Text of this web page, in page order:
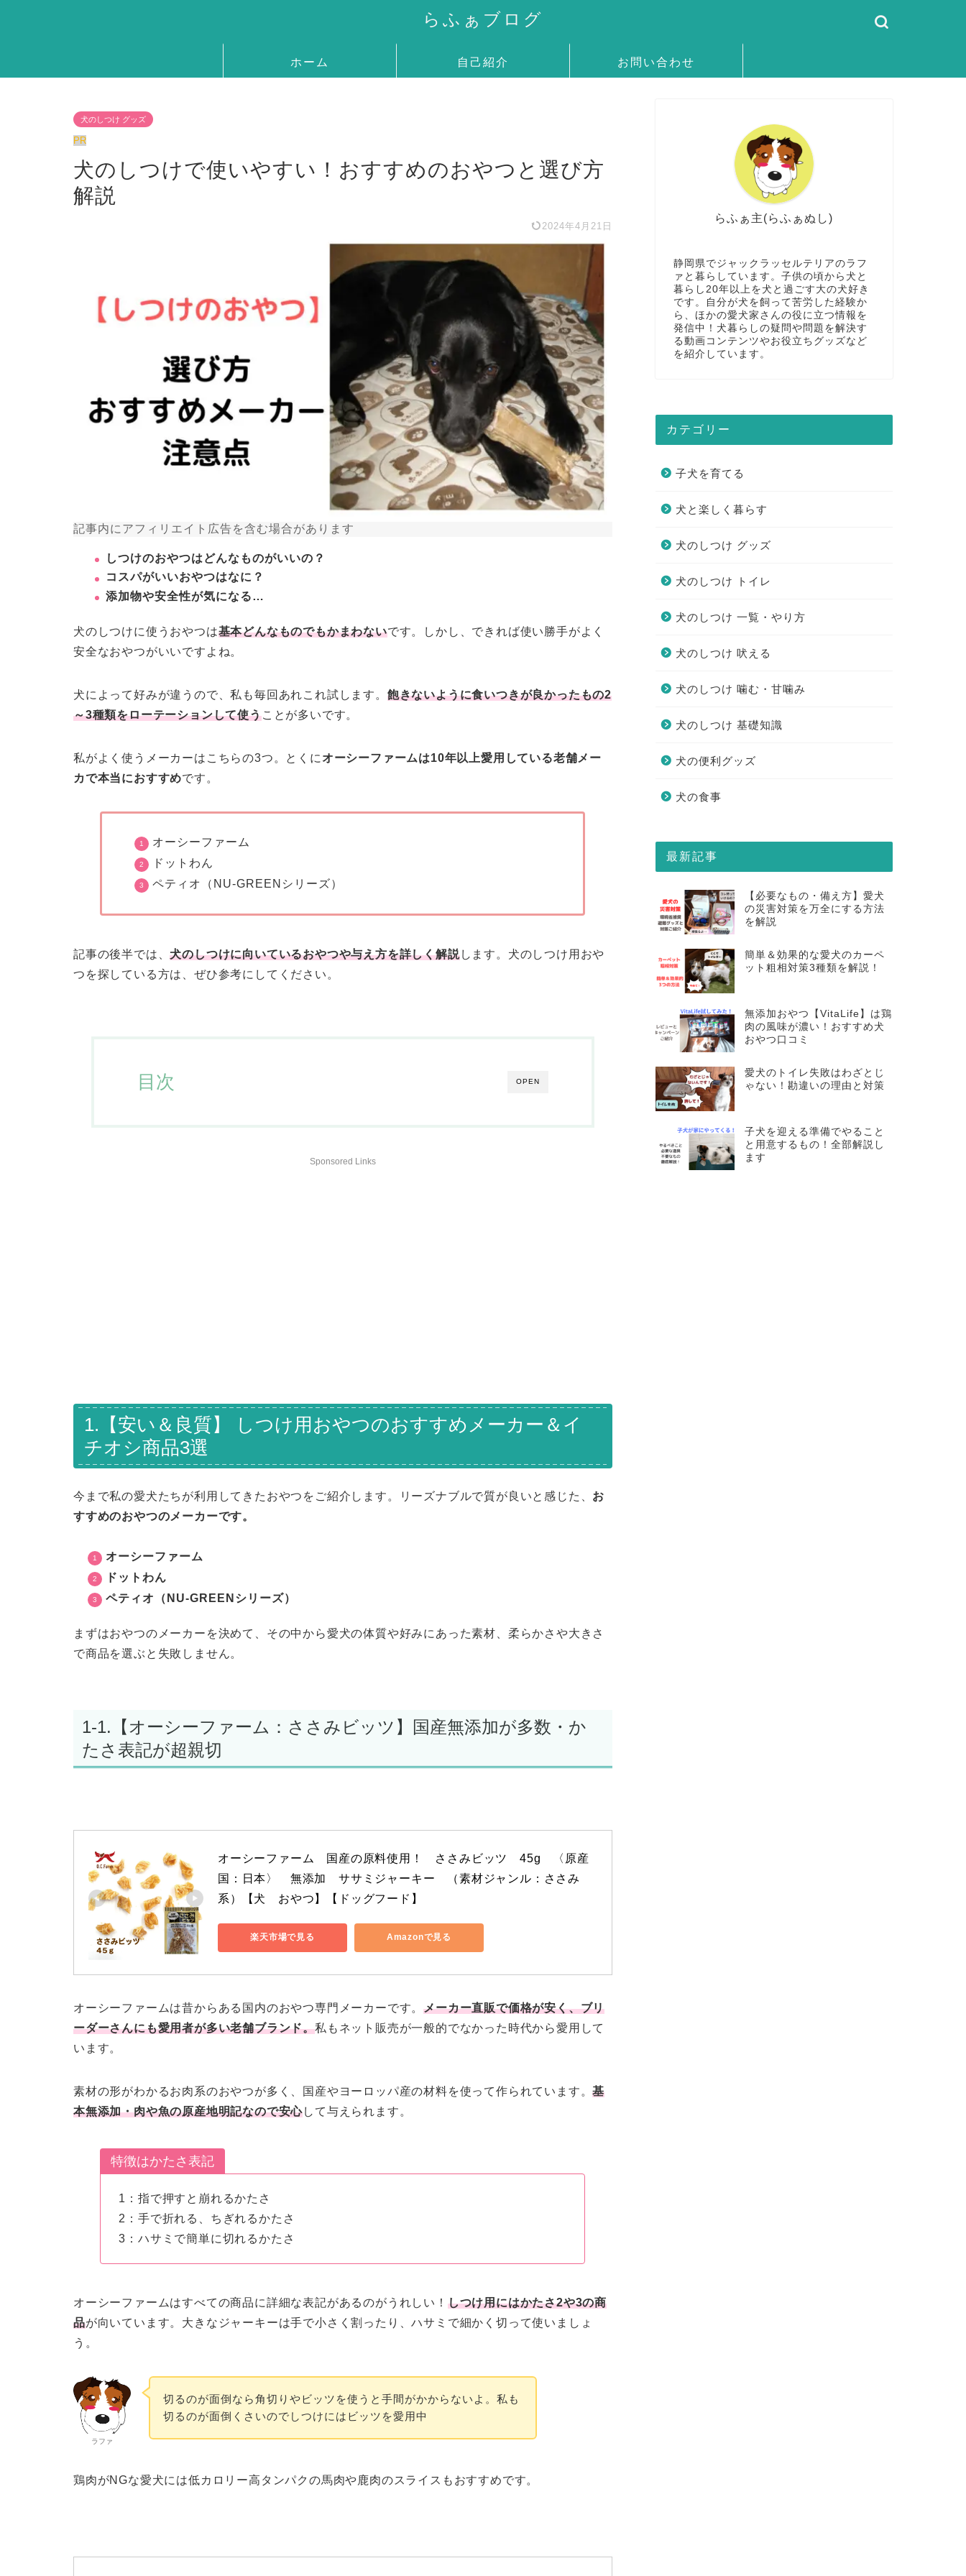
らふぁブログ
ホーム 自己紹介 お問い合わせ
犬のしつけ グッズ
PR
犬のしつけで使いやすい！おすすめのおやつと選び方
解説
2024年4月21日
記事内にアフィリエイト広告を含む場合があります
しつけのおやつはどんなものがいいの？
コスパがいいおやつはなに？
添加物や安全性が気になる…
犬のしつけに使うおやつは基本どんなものでもかまわないです。しかし、できれば使い勝手がよく
安全なおやつがいいですよね。
犬によって好みが違うので、私も毎回あれこれ試します。 飽きないように食いつきが良かったもの2
～3種類をローテーションして使うことが多いです。
私がよく使うメーカーはこちらの3つ。とくに オーシーファームは10年以上愛用している老舗メー
カで本当におすすめです。
オーシーファーム
ドットわん
ペティオ（NU-GREENシリーズ）
記事の後半では、犬のしつけに向いているおやつや与え方を詳しく解説します。犬のしつけ用おや
つを探している方は、ぜひ参考にしてください。
OPEN
目次
Sponsored Links
1.【安い＆良質】 しつけ用おやつのおすすめメーカー＆イ
チオシ商品3選
今まで私の愛犬たちが利用してきたおやつをご紹介します。リーズナブルで質が良いと感じた、 お
すすめのおやつのメーカーです。
オーシーファーム
ドットわん
ペティオ（NU-GREENシリーズ）
まずはおやつのメーカーを決めて、その中から愛犬の体質や好みにあった素材、柔らかさや大きさ
で商品を選ぶと失敗しません。
1-1.【オーシーファーム：ささみビッツ】国産無添加が多数・か
たさ表記が超親切
オーシーファーム　国産の原料使用！　ささみビッツ　45g　〈原産
国：日本〉　無添加　ササミジャーキー　（素材ジャンル：ささみ
系）【犬　おやつ】【ドッグフード】
楽天市場で見る Amazonで見る
オーシーファームは昔からある国内のおやつ専門メーカーです。メーカー直販で価格が安く、ブリ
ーダーさんにも愛用者が多い老舗ブランド。私もネット販売が一般的でなかった時代から愛用して
います。
素材の形がわかるお肉系のおやつが多く、国産やヨーロッパ産の材料を使って作られています。基
本無添加・肉や魚の原産地明記なので安心して与えられます。
特徴はかたさ表記
1：指で押すと崩れるかたさ
2：手で折れる、ちぎれるかたさ
3：ハサミで簡単に切れるかたさ
オーシーファームはすべての商品に詳細な表記があるのがうれしい！ しつけ用にはかたさ2や3の商
品が向いています。大きなジャーキーは手で小さく割ったり、ハサミで細かく切って使いましょ
う。
ラファ
切るのが面倒なら角切りやビッツを使うと手間がかからないよ。私も
切るのが面倒くさいのでしつけにはビッツを愛用中
鶏肉がNGな愛犬には低カロリー高タンパクの馬肉や鹿肉のスライスもおすすめです。
らふぁ主(らふぁぬし)
静岡県でジャックラッセルテリアのラフ
ァと暮らしています。子供の頃から犬と
暮らし20年以上を犬と過ごす大の犬好き
です。自分が犬を飼って苦労した経験か
ら、ほかの愛犬家さんの役に立つ情報を
発信中！犬暮らしの疑問や問題を解決す
る動画コンテンツやお役立ちグッズなど
を紹介しています。
カテゴリー
子犬を育てる
犬と楽しく暮らす
犬のしつけ グッズ
犬のしつけ トイレ
犬のしつけ 一覧・やり方
犬のしつけ 吠える
犬のしつけ 噛む・甘噛み
犬のしつけ 基礎知識
犬の便利グッズ
犬の食事
最新記事
【必要なもの・備え方】愛犬
の災害対策を万全にする方法
を解説
簡単＆効果的な愛犬のカーペ
ット粗相対策3種類を解説！
無添加おやつ【VitaLife】は鶏
肉の風味が濃い！おすすめ犬
おやつ口コミ
愛犬のトイレ失敗はわざとじ
ゃない！勘違いの理由と対策
子犬を迎える準備でやること
と用意するもの！全部解説し
ます